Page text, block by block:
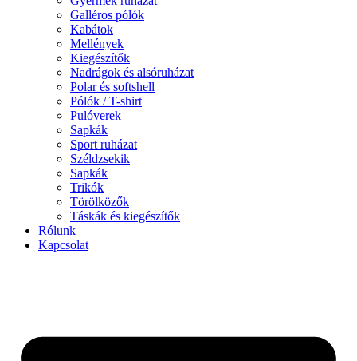
Galléros pólók
Kabátok
Mellények
Kiegészítők
Nadrágok és alsóruházat
Polar és softshell
Pólók / T-shirt
Pulóverek
Sapkák
Sport ruházat
Széldzsekik
Sapkák
Trikók
Törölközők
Táskák és kiegészítők
Rólunk
Kapcsolat